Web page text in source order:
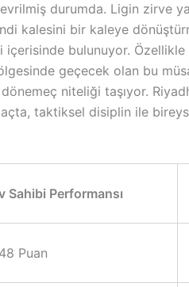
durumda. Ligin zirve
kalesini bir kaleye
bulunuyor.
geçecek olan bu
niteliği taşıyor.
taktiksel disiplin ile
Sahibi Performansı
Puan